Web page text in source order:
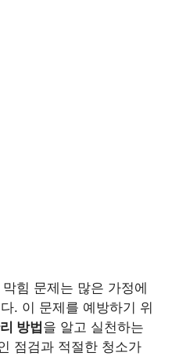
힘 문제는 많은 가정에
. 이 문제를 예방하기 위
방법을 알고 실천하는
점검과 적절한 청소가